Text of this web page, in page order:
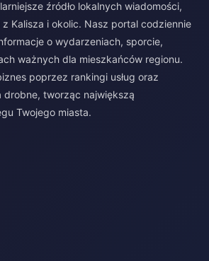
źródło lokalnych wiadomości,
z Kalisza i okolic. Nasz portal codziennie
o wydarzeniach, sporcie,
ważnych dla mieszkańców regionu.
poprzez rankingi usług oraz
drobne, tworząc największą
Twojego miasta.